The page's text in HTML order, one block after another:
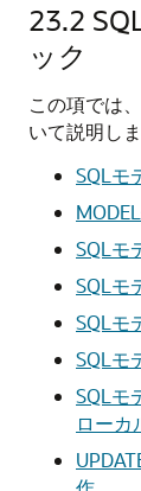
23.2
ック
この項では
いて説明し
SQLモ
SQLモ
SQLモ
SQLモ
SQLモ
SQLモ
ローカ